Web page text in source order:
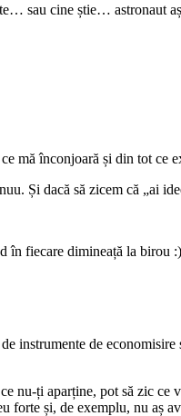
sau cine știe…
mă înconjoară și din tot ce
Și dacă să zicem că „ai
în fiecare dimineață la birou
instrumente de
nu-ți aparține, pot să zic
și, de exemplu, nu aș